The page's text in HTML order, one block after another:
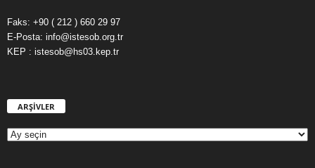
Faks: +90 ( 212 ) 660 29 97
E-Posta: info@istesob.org.tr
KEP : istesob@hs03.kep.tr
ARŞİVLER